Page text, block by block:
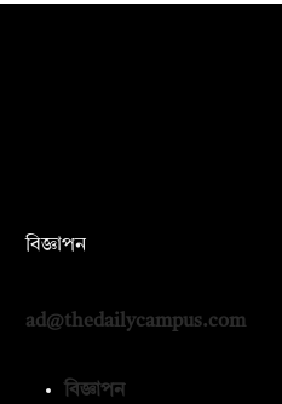
বিজ্ঞাপন
ad@thedailycampus.com
বিজ্ঞাপন